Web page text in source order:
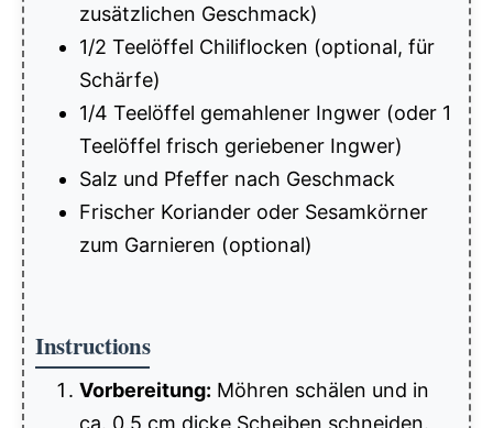
zusätzlichen Geschmack)
1/2 Teelöffel Chiliflocken (optional, für
Schärfe)
1/4 Teelöffel gemahlener Ingwer (oder 1
Teelöffel frisch geriebener Ingwer)
Salz und Pfeffer nach Geschmack
Frischer Koriander oder Sesamkörner
zum Garnieren (optional)
Instructions
Vorbereitung: Möhren schälen und in
ca. 0,5 cm dicke Scheiben schneiden.